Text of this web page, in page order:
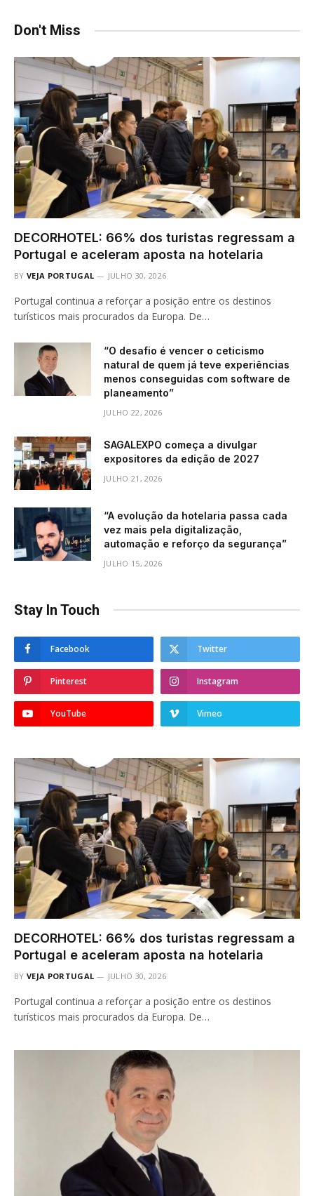
Don't Miss
DECORHOTEL: 66% dos turistas regressam a
Portugal e aceleram aposta na hotelaria
BY VEJA PORTUGAL JULHO 30, 2026
Portugal continua a reforçar a posição entre os destinos
turísticos mais procurados da Europa. De…
“O desafio é vencer o ceticismo
natural de quem já teve experiências
menos conseguidas com software de
planeamento”
JULHO 22, 2026
SAGALEXPO começa a divulgar
expositores da edição de 2027
JULHO 21, 2026
“A evolução da hotelaria passa cada
vez mais pela digitalização,
automação e reforço da segurança”
JULHO 15, 2026
Stay In Touch
Facebook Twitter
Pinterest Instagram
YouTube Vimeo
DECORHOTEL: 66% dos turistas regressam a
Portugal e aceleram aposta na hotelaria
BY VEJA PORTUGAL JULHO 30, 2026
Portugal continua a reforçar a posição entre os destinos
turísticos mais procurados da Europa. De…